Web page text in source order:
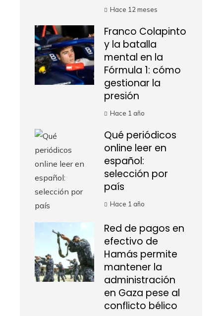
Hace 12 meses
Franco Colapinto
y la batalla
mental en la
Fórmula 1: cómo
gestionar la
presión
Hace 1 año
Qué periódicos
online leer en
español:
selección por
país
Hace 1 año
Red de pagos en
efectivo de
Hamás permite
mantener la
administración
en Gaza pese al
conflicto bélico